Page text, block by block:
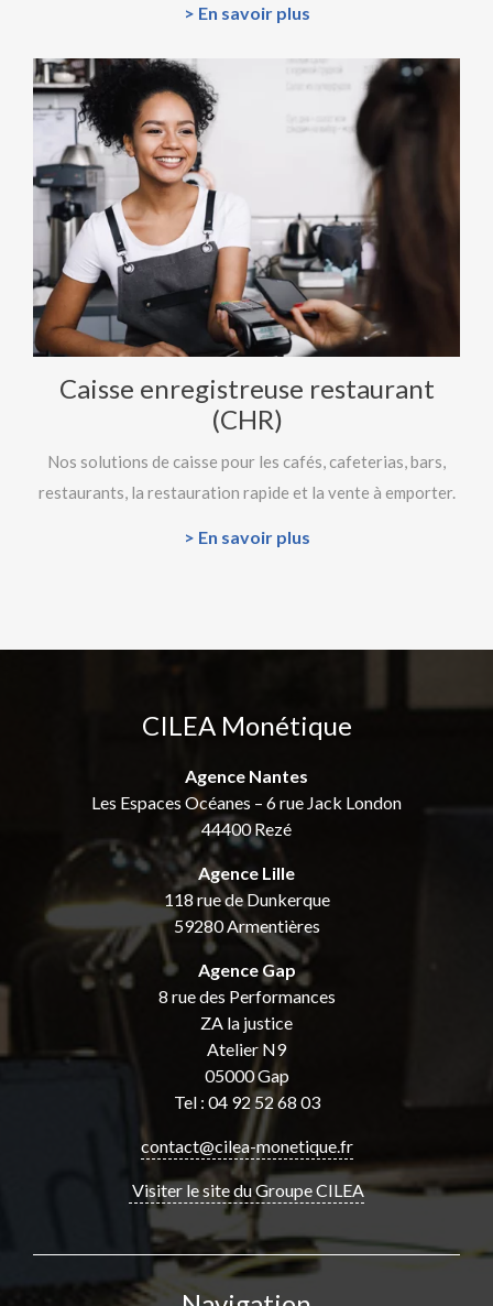
> En savoir plus
Caisse enregistreuse restaurant
(CHR)
Nos solutions de caisse pour les cafés, cafeterias, bars,
restaurants, la restauration rapide et la vente à emporter.
> En savoir plus
CILEA Monétique
Agence Nantes
Les Espaces Océanes – 6 rue Jack London
44400 Rezé
Agence Lille
118 rue de Dunkerque
59280 Armentières
Agence Gap
8 rue des Performances
ZA la justice
Atelier N9
05000 Gap
Tel : 04 92 52 68 03
contact@cilea-monetique.fr
Visiter le site du Groupe CILEA